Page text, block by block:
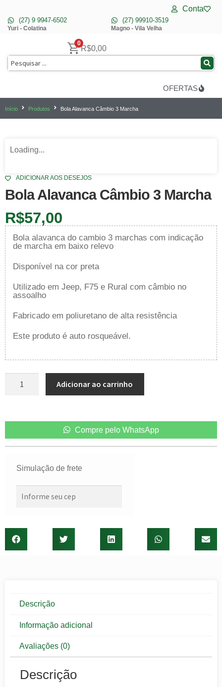
(27) 9 9947-6502
Yuri - Colatina
(27) 99910-3519
Magno - Vila Velha
Conta
0
R$0,00
OFERTAS
Início Produtos Bola Alavanca Câmbio 3 Marcha
Loading...
ADICIONAR AOS DESEJOS
Bola Alavanca Câmbio 3 Marcha
R$57,00
Bola alavanca do cambio 3 marchas com indicação
de marcha em baixo relevo
Disponível na cor preta
Utilizado em Jeep, F75 e Rural com câmbio no
assoalho
Fabricado em poliuretano de alta resistência
Este produto é auto rosqueável.
Adicionar ao carrinho
Compre pelo WhatsApp
Simulação de frete
Descrição
Informação adicional
Avaliações (0)
Descrição